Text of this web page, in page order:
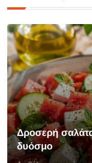
Δροσερή
δυόσμο